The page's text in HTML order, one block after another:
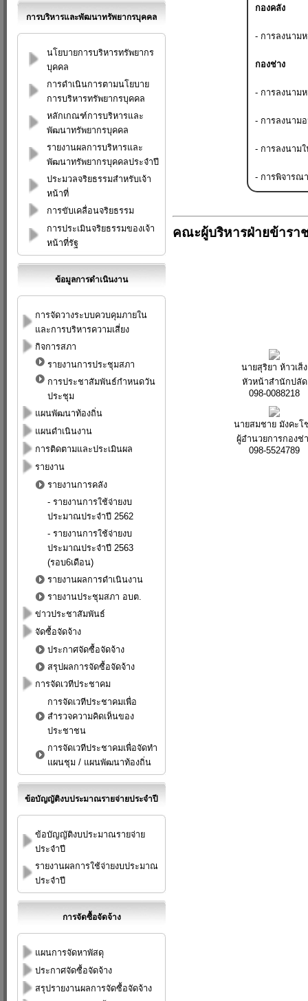
การบริหารและพัฒนาทรัพยากรบุคคล
นโยบายการบริหารทรัพยากร
บุคคล
การดำเนินการตามนโยบาย
การบริหารทรัพยากรบุคคล
หลักเกณฑ์การบริหารและ
พัฒนาทรัพยากรบุคคล
รายงานผลการบริหารและ
พัฒนาทรัพยากรบุคคลประจำปี
ประมวลจริยธรรมสำหรับเจ้า
หน้าที่
การขับเคลื่อนจริยธรรม
การประเมินจริยธรรมของเจ้า
หน้าที่รัฐ
ข้อมูลการดำเนินงาน
การจัดวางระบบควบคุมภายใน
และการบริหารความเสี่ยง
กิจการสภา
รายงานการประชุมสภา
การประชาสัมพันธ์กำหนดวัน
ประชุม
แผนพัฒนาท้องถิ่น
แผนดำเนินงาน
การติดตามและประเมินผล
รายงาน
รายงานการคลัง
- รายงานการใช้จ่ายงบ
ประมาณประจำปี 2562
- รายงานการใช้จ่ายงบ
ประมาณประจำปี 2563
(รอบ6เดือน)
รายงานผลการดำเนินงาน
รายงานประชุมสภา อบต.
ข่าวประชาสัมพันธ์
จัดซื้อจัดจ้าง
ประกาศจัดซื้อจัดจ้าง
สรุปผลการจัดซื้อจัดจ้าง
การจัดเวทีประชาคม
การจัดเวทีประชาคมเพื่อ
สำรวจความคิดเห็นของ
ประชาชน
การจัดเวทีประชาคมเพื่อจัดทำ
แผนชุม / แผนพัฒนาท้องถิ่น
ข้อบัญญัติงบประมาณรายจ่ายประจำปี
ข้อบัญญัติงบประมาณรายจ่าย
ประจำปี
รายงานผลการใช้จ่ายงบประมาณ
ประจำปี
การจัดซื้อจัดจ้าง
แผนการจัดหาพัสดุ
ประกาศจัดซื้อจัดจ้าง
สรุปรายงานผลการจัดซื้อจัดจ้าง
กองคลัง
- การลงนาม
กองช่าง
- การลงนาม
- การลงนาม
- การลงนาม
- การพิจารณ
คณะผู้บริหารฝ่ายข้ารา
นายสุริยา ห้าวเส็ง
หัวหน้าสำนักปลัด
098-0088218
นายสมชาย มังคะโ
ผู้อำนวยการกองช่
098-5524789